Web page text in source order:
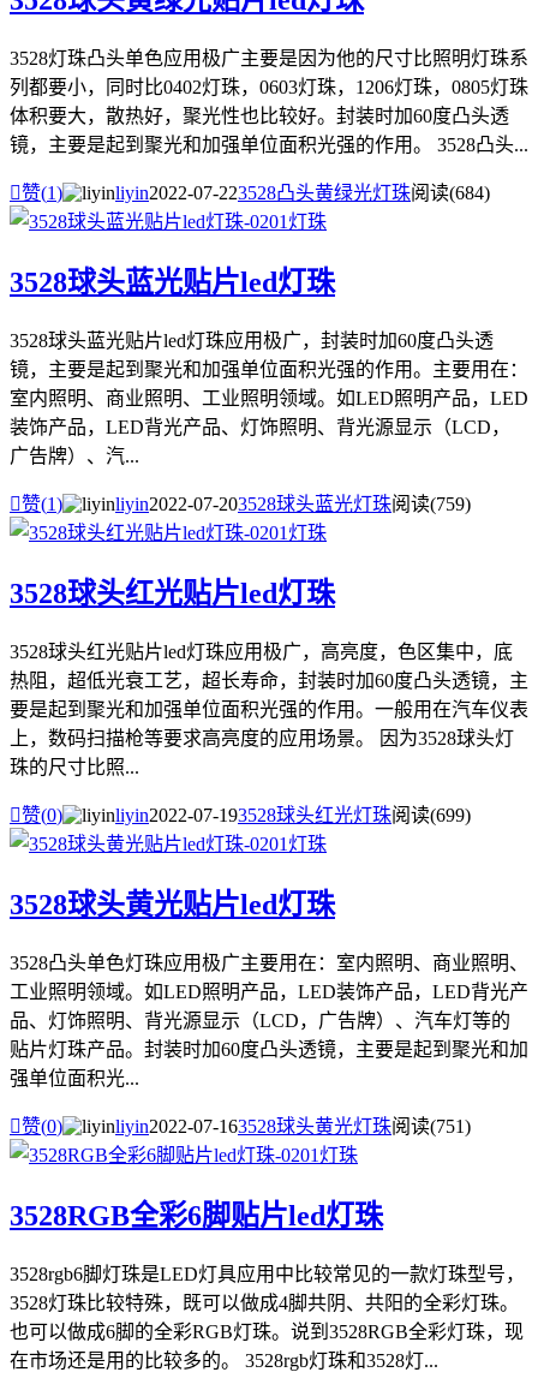
3528灯珠凸头单色应用极广主要是因为他的尺寸比照明灯珠系
列都要小，同时比0402灯珠，0603灯珠，1206灯珠，0805灯珠
体积要大，散热好，聚光性也比较好。封装时加60度凸头透
镜，主要是起到聚光和加强单位面积光强的作用。 3528凸头...
赞(1) liyin2022-07-223528凸头黄绿光灯珠阅读(684)
3528球头蓝光贴片led灯珠
3528球头蓝光贴片led灯珠应用极广，封装时加60度凸头透
镜，主要是起到聚光和加强单位面积光强的作用。主要用在：
室内照明、商业照明、工业照明领域。如LED照明产品，LED
装饰产品，LED背光产品、灯饰照明、背光源显示（LCD，
广告牌）、汽...
赞(1) liyin2022-07-203528球头蓝光灯珠阅读(759)
3528球头红光贴片led灯珠
3528球头红光贴片led灯珠应用极广，高亮度，色区集中，底
热阻，超低光衰工艺，超长寿命，封装时加60度凸头透镜，主
要是起到聚光和加强单位面积光强的作用。一般用在汽车仪表
上，数码扫描枪等要求高亮度的应用场景。 因为3528球头灯
珠的尺寸比照...
赞(0) liyin2022-07-193528球头红光灯珠阅读(699)
3528球头黄光贴片led灯珠
3528凸头单色灯珠应用极广主要用在：室内照明、商业照明、
工业照明领域。如LED照明产品，LED装饰产品，LED背光产
品、灯饰照明、背光源显示（LCD，广告牌）、汽车灯等的
贴片灯珠产品。封装时加60度凸头透镜，主要是起到聚光和加
强单位面积光...
赞(0) liyin2022-07-163528球头黄光灯珠阅读(751)
3528RGB全彩6脚贴片led灯珠
3528rgb6脚灯珠是LED灯具应用中比较常见的一款灯珠型号，
3528灯珠比较特殊，既可以做成4脚共阴、共阳的全彩灯珠。
也可以做成6脚的全彩RGB灯珠。说到3528RGB全彩灯珠，现
在市场还是用的比较多的。 3528rgb灯珠和3528灯...